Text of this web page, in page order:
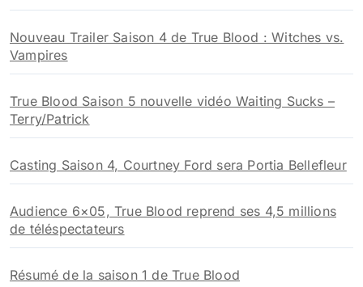
Nouveau Trailer Saison 4 de True Blood : Witches vs.
Vampires
True Blood Saison 5 nouvelle vidéo Waiting Sucks –
Terry/Patrick
Casting Saison 4, Courtney Ford sera Portia Bellefleur
Audience 6×05, True Blood reprend ses 4,5 millions
de téléspectateurs
Résumé de la saison 1 de True Blood